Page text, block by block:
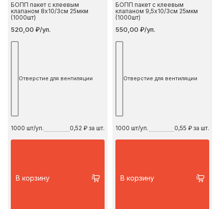
БОПП пакет с клеевым
клапаном 8х10/3см 25мкм
(1000шт)
520,00 ₽/уп.
Отверстие для вентиляции
1000 шт/уп. 0,52 ₽ за шт.
В корзину
БОПП пакет с клеевым
клапаном 9,5х10/3см 25мкм
(1000шт)
550,00 ₽/уп.
Отверстие для вентиляции
1000 шт/уп. 0,55 ₽ за шт.
В корзину